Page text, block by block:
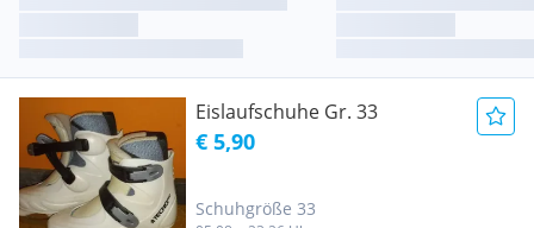
Eislaufschuhe Gr. 33
€ 5,90
Schuhgröße 33